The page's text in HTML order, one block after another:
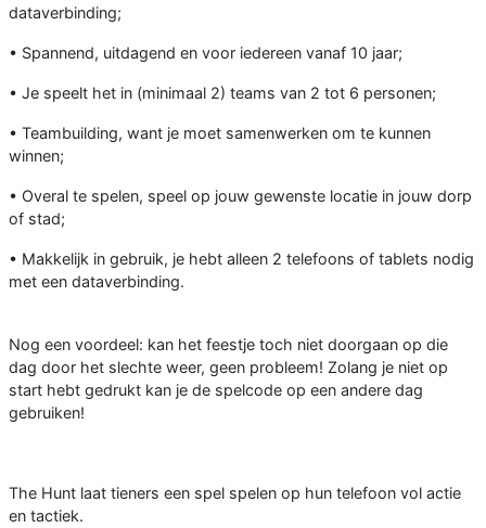
dataverbinding;
• Spannend, uitdagend en voor iedereen vanaf 10 jaar;
• Je speelt het in (minimaal 2) teams van 2 tot 6 personen;
• Teambuilding, want je moet samenwerken om te kunnen
winnen;
• Overal te spelen, speel op jouw gewenste locatie in jouw dorp
of stad;
• Makkelijk in gebruik, je hebt alleen 2 telefoons of tablets nodig
met een dataverbinding.
Nog een voordeel: kan het feestje toch niet doorgaan op die
dag door het slechte weer, geen probleem! Zolang je niet op
start hebt gedrukt kan je de spelcode op een andere dag
gebruiken!
The Hunt laat tieners een spel spelen op hun telefoon vol actie
en tactiek.